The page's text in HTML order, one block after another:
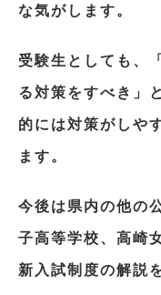
な気がします。
受験生としても、
る対策をすべき」
的には対策がしや
ます。
今後は県内の他の
子高等学校、高崎
新入試制度の解説